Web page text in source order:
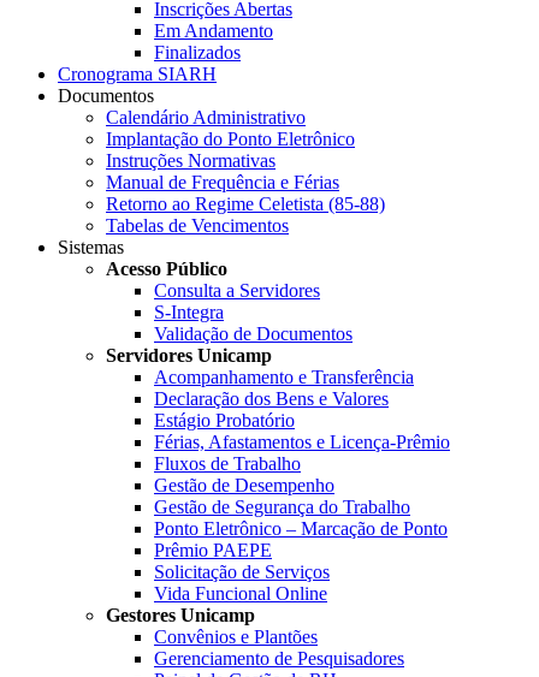
Inscrições Abertas
Em Andamento
Finalizados
Cronograma SIARH
Documentos
Calendário Administrativo
Implantação do Ponto Eletrônico
Instruções Normativas
Manual de Frequência e Férias
Retorno ao Regime Celetista (85-88)
Tabelas de Vencimentos
Sistemas
Acesso Público
Consulta a Servidores
S-Integra
Validação de Documentos
Servidores Unicamp
Acompanhamento e Transferência
Declaração dos Bens e Valores
Estágio Probatório
Férias, Afastamentos e Licença-Prêmio
Fluxos de Trabalho
Gestão de Desempenho
Gestão de Segurança do Trabalho
Ponto Eletrônico – Marcação de Ponto
Prêmio PAEPE
Solicitação de Serviços
Vida Funcional Online
Gestores Unicamp
Convênios e Plantões
Gerenciamento de Pesquisadores